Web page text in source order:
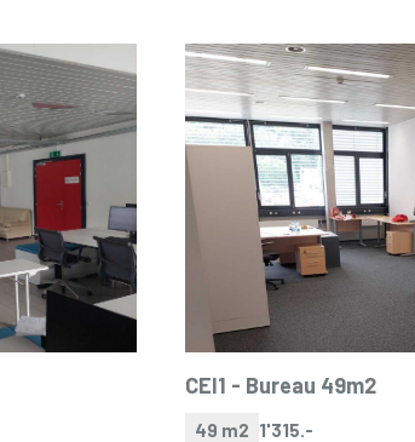
CEI1 - Bureau 49m2
49 m2 1'315.-